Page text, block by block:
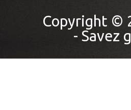
Copyright ©
- Savez